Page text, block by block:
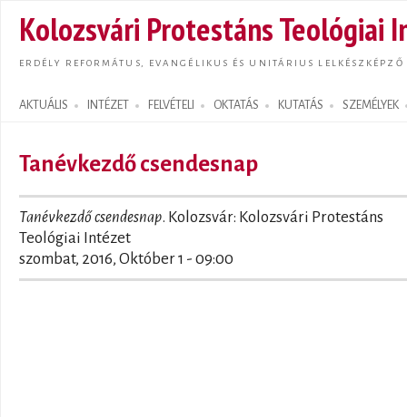
Kolozsvári Protestáns Teológiai
ERDÉLY REFORMÁTUS, EVANGÉLIKUS ÉS UNITÁRIUS LELKÉSZKÉPZŐ
AKTUÁLIS INTÉZET FELVÉTELI OKTATÁS KUTATÁS SZEMÉLYEK
Search form
Tanévkezdő csendesnap
Tanévkezdő csendesnap. Kolozsvár: Kolozsvári Protestáns
Teológiai Intézet
szombat, 2016, Október 1 - 09:00